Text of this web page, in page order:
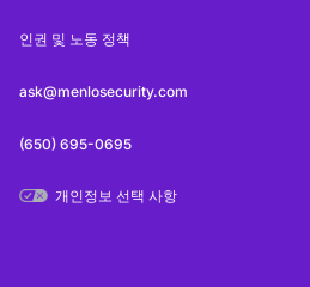
인권 및 노동 정책
ask@menlosecurity.com
(650) 695-0695
개인정보 선택 사항